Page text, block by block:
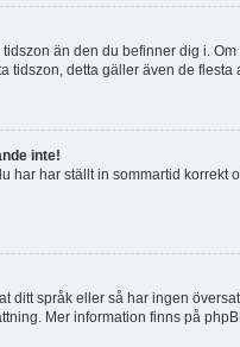
än den du befinner dig i.
tidszon, detta gäller även de
inte!
har har ställt in sommartid
ditt språk eller så har ingen
Mer information finns på